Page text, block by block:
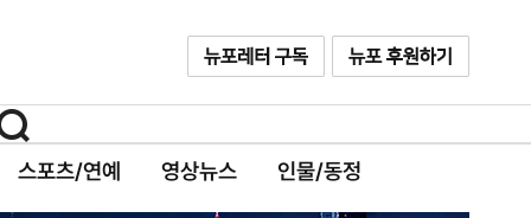
스포츠/연예 영상뉴스 인물/동정